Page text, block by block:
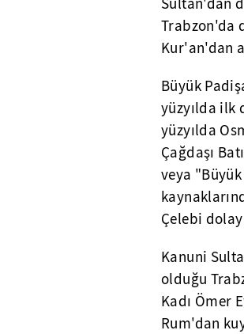
Sultan'dan
Trabzon'da
Kur'an'dan
Büyük
yüzyılda ilk
yüzyılda
Çağdaşı
veya
Çelebi
Kanuni
olduğu
Kadı Ömer
Rum'dan